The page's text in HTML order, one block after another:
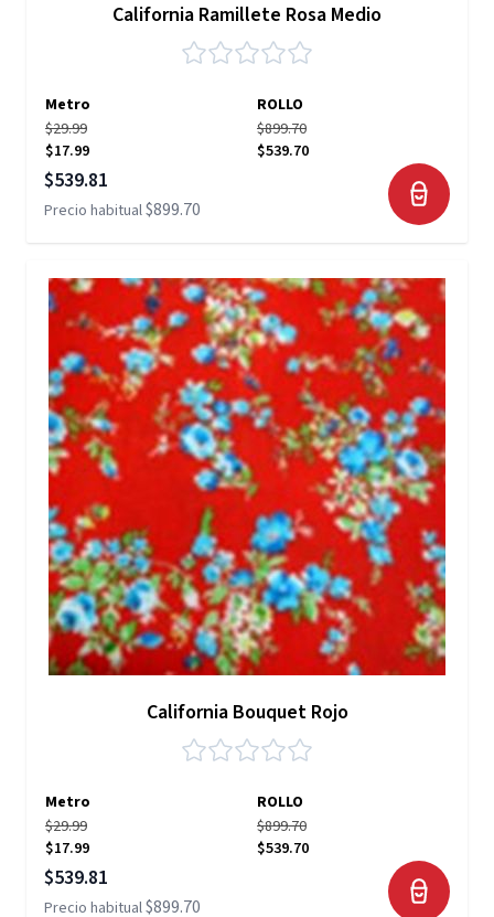
California Ramillete Rosa Medio
Metro
ROLLO
$29.99
$17.99
$899.70
$539.70
Precio especial
$539.81
Precio habitual$899.70
California Bouquet Rojo
Metro
ROLLO
$29.99
$17.99
$899.70
$539.70
Precio especial
$539.81
Precio habitual$899.70